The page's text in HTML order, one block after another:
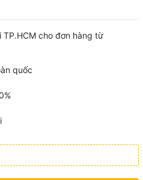
cho đơn hàng từ
quốc